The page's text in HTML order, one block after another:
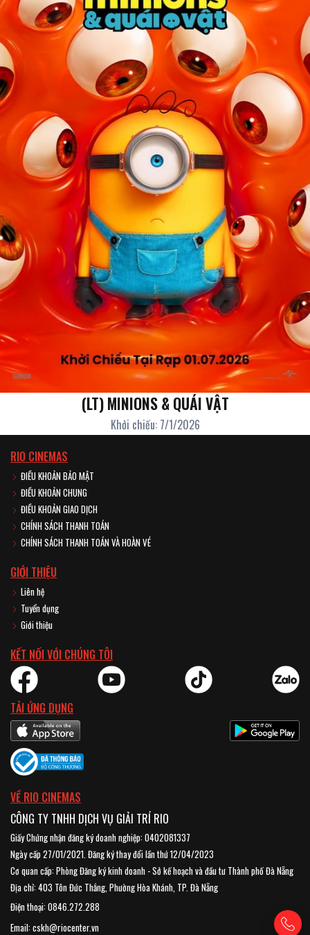
(LT) MINIONS & QUÁI VẬT
Khởi chiếu: 7/1/2026
RIO CINEMAS
ĐIỀU KHOẢN BẢO MẬT
ĐIỀU KHOẢN CHUNG
ĐIỀU KHOẢN GIAO DỊCH
CHÍNH SÁCH THANH TOÁN
CHÍNH SÁCH THANH TOÁN VÀ HOÀN VÉ
GIỚI THIỆU
Liên hệ
Tuyển dụng
Giới thiệu
KẾT NỐI VỚI CHÚNG TÔI
TẢI ỨNG DỤNG
VỀ RIO CINEMAS
CÔNG TY TNHH DỊCH VỤ GIẢI TRÍ RIO
Giấy Chứng nhận đăng ký doanh nghiệp: 0402081337
Ngày cấp 27/01/2021. Đăng ký thay đổi lần thứ 12/04/2023
Cơ quan cấp: Phòng Đăng ký kinh doanh - Sở kế hoạch và đầu tư Thành phố Đà Nẵng
Địa chỉ: 403 Tôn Đức Thắng, Phường Hòa Khánh, TP. Đà Nẵng
Điện thoại: 0846.272.288
Email: cskh@riocenter.vn